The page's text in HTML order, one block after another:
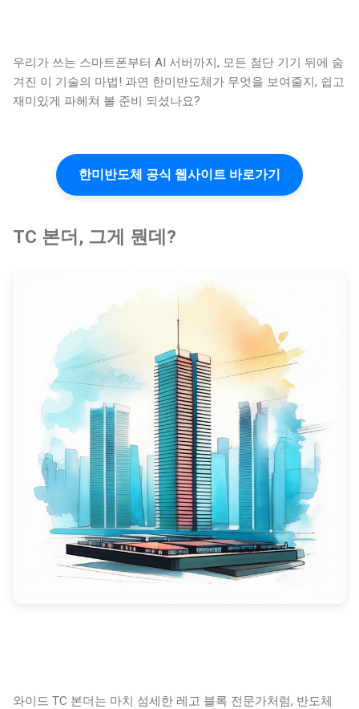
우리가 쓰는 스마트폰부터 AI 서버까지, 모든 첨단 기기 뒤에 숨
겨진 이 기술의 마법! 과연 한미반도체가 무엇을 보여줄지, 쉽고
재미있게 파헤쳐 볼 준비 되셨나요?
한미반도체 공식 웹사이트 바로가기
TC 본더, 그게 뭔데?
와이드 TC 본더는 마치 섬세한 레고 블록 전문가처럼, 반도체